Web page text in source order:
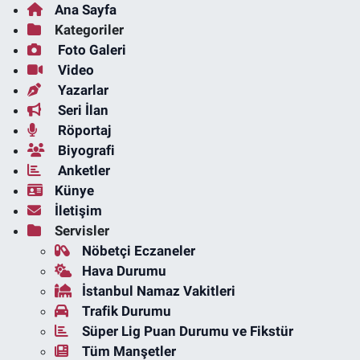
Ana Sayfa
Kategoriler
Foto Galeri
Video
Yazarlar
Seri İlan
Röportaj
Biyografi
Anketler
Künye
İletişim
Servisler
Nöbetçi Eczaneler
Hava Durumu
İstanbul Namaz Vakitleri
Trafik Durumu
Süper Lig Puan Durumu ve Fikstür
Tüm Manşetler